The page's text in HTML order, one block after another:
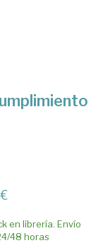
en librería. Envío
48 horas